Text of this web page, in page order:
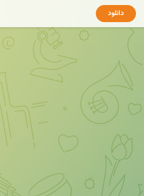
دانلود